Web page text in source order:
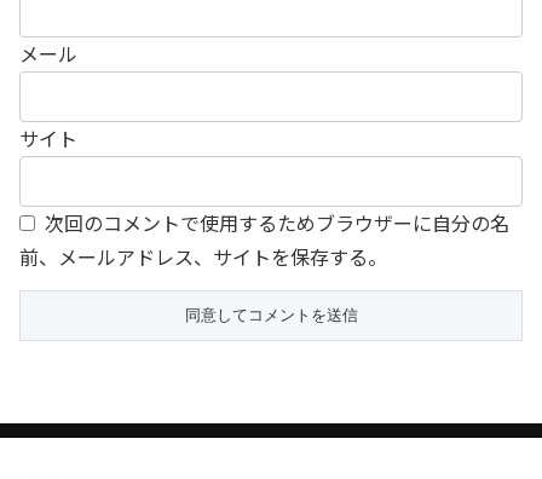
メール
サイト
次回のコメントで使用するためブラウザーに自分の名
前、メールアドレス、サイトを保存する。